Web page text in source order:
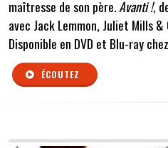
maîtresse de son père.Avanti !,
avec Jack Lemmon, Juliet Mills &
Disponible en DVD et Blu-ray chez
ÉCOUTEZ